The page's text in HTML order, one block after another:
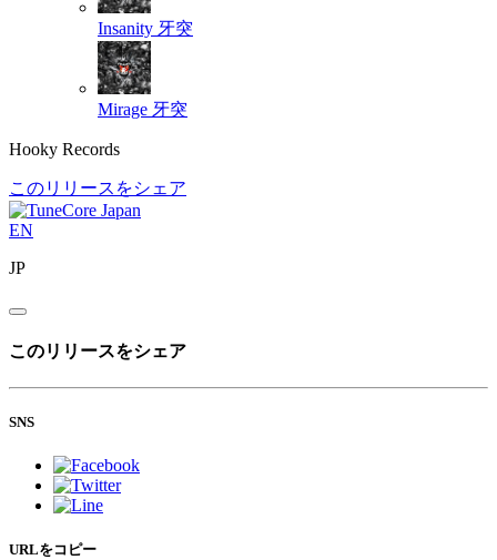
Insanity 牙突
Mirage 牙突
Hooky Records
このリリースをシェア
EN
JP
このリリースをシェア
SNS
URLをコピー